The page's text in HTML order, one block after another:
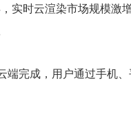
时云渲染市场规模激
端完成，用户通过手机